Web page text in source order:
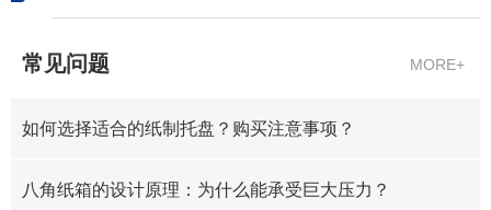
常见问题 MORE+
如何选择适合的纸制托盘？购买注意事项？
八角纸箱的设计原理：为什么能承受巨大压力？